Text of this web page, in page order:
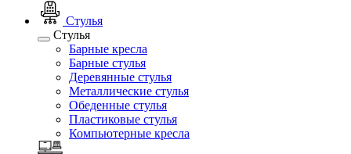
Стулья
Стулья
Барные кресла
Барные стулья
Деревянные стулья
Металлические стулья
Обеденные стулья
Пластиковые стулья
Компьютерные кресла